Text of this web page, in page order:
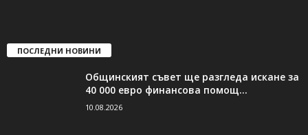
ПОСЛЕДНИ НОВИНИ
Общинският съвет ще разгледа искане за
40 000 евро финансова помощ...
10.08.2026